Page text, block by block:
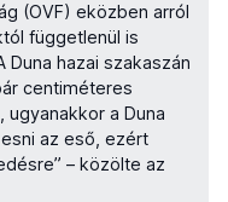
(OVF) eközben arról
függetlenül is
Duna hazai szakaszán
centiméteres
a Duna
az eső, ezért
– közölte az